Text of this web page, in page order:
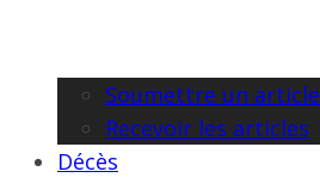
Soumettre un article
Recevoir les articles
Décès